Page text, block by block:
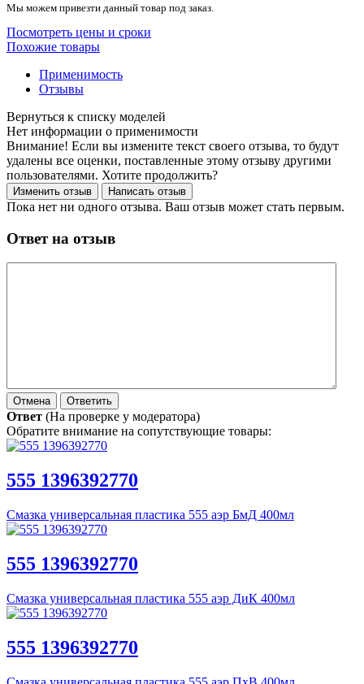
Мы можем привезти данный товар под заказ.
Посмотреть цены и сроки
Похожие товары
Применимость
Отзывы
Нет информации о применимости
Внимание! Если вы измените текст своего отзыва, то будут
удалены все оценки, поставленные этому отзыву другими
пользователями. Хотите продолжить?
Пока нет ни одного отзыва. Ваш отзыв может стать первым.
Ответ на отзыв
Ответ (На проверке у модератора)
Обратите внимание на сопутствующие товары:
555 1396392770
Смазка универсальная пластика 555 аэр БмД 400мл
555 1396392770
Смазка универсальная пластика 555 аэр ДиК 400мл
555 1396392770